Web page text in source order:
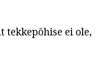
ei ole,